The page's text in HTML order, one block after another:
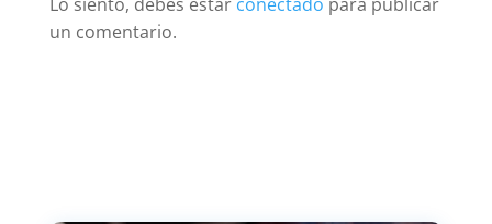
un comentario.